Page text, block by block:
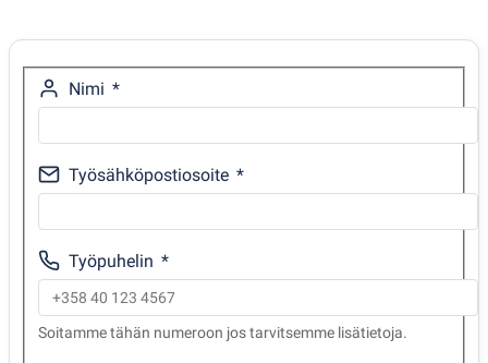
Nimi
Työsähköpostiosoite
Työpuhelin
Soitamme tähän numeroon jos tarvitsemme lisätietoja.